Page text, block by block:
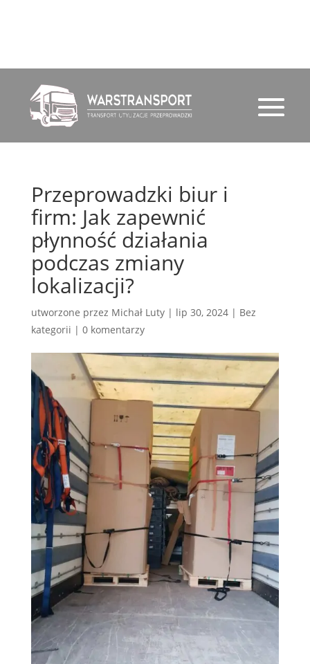
Przeprowadzki biur i
firm: Jak zapewnić
płynność działania
podczas zmiany
lokalizacji?
utworzone przez Michał Luty| lip 30, 2024| Bez
kategorii | 0 komentarzy